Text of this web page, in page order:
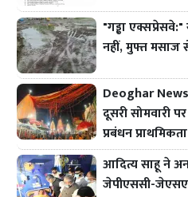
"गड्ढा
नहीं, मुफ्त मसाज
Deoghar
दूसरी सोमवारी
प्रबंधन प्राथमिकता
आदित्य साहू ने
जेपीएससी-